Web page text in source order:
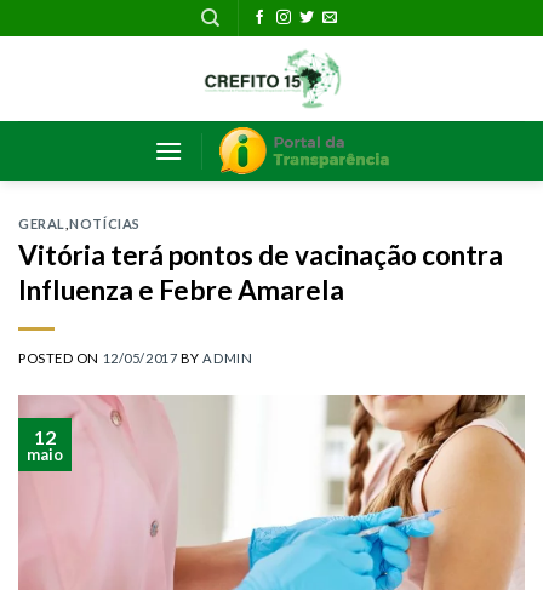
GERAL ,NOTÍCIAS
Vitória terá pontos de vacinação contra
Influenza e Febre Amarela
POSTED ON 12/05/2017 BY ADMIN
12
maio